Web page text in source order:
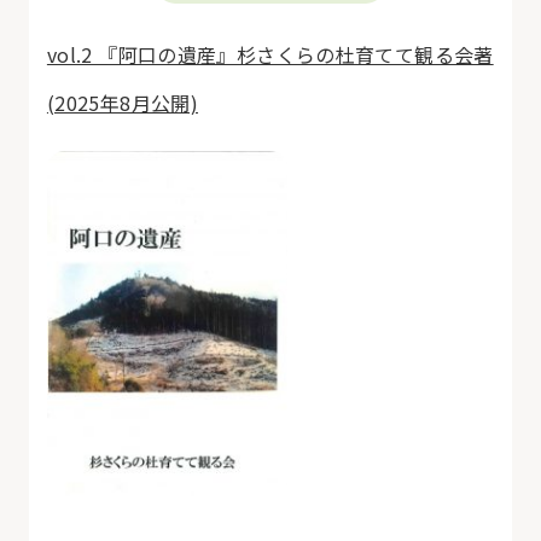
vol.2 『阿口の遺産』杉さくらの杜育てて観る会著
(2025年8月公開)